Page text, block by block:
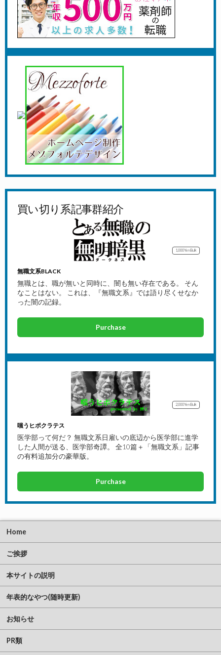
買い切り系記事群紹介
1,000YenBulk
無職文系BLACK
無職とは、職が無いと同時に、闇も無い存在である。 そん
なことはない。 これは、『無職文系』では語り尽くせなか
った闇の記録。
Purchase
2,000YenBulk
嗤うヒポクラテス
医学部って何だ？ 無職文系日雇いの底辺から医学部に進学
した人間が送る、医学部奇譚。 全10篇＋「無職文系」記事
の有料追加分の豪華版。
Purchase
Home
ご挨拶
本サイトの説明
年表的なやつ(随時更新)
お知らせ
PR類